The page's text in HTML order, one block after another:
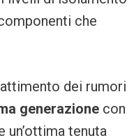
che
dei rumori
generazione con
tenuta